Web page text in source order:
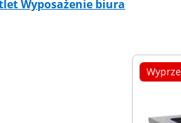
Wyposażenie biura